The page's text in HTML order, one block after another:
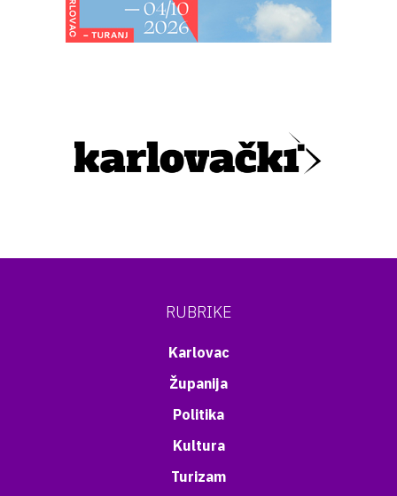
RUBRIKE
Karlovac
Županija
Politika
Kultura
Turizam